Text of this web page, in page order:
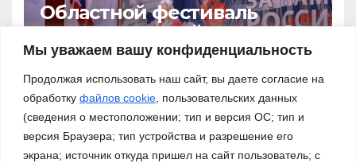
Мы уважаем вашу конфиденциальность
Продолжая использовать наш сайт, вы даете согласие на
обработку файлов cookie , пользовательских данных
(сведения о местоположении; тип и версия ОС; тип и
версия Браузера; тип устройства и разрешение его
экрана; источник откуда пришел на сайт пользователь; с
Областной фестиваль
патриотической песни «За
нами – Россия!»